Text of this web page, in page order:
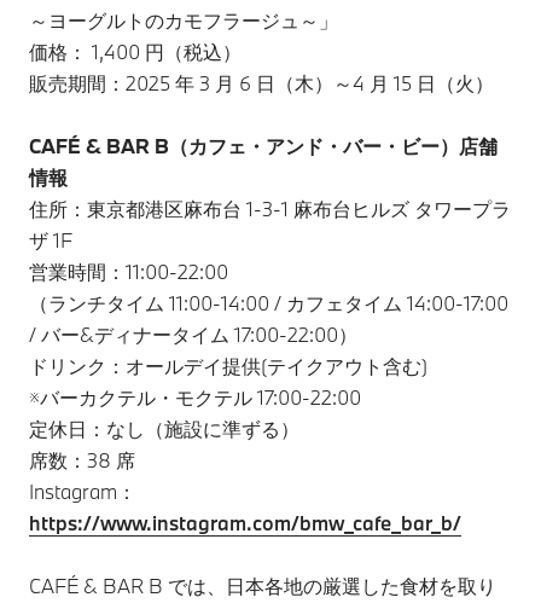
～ヨーグルトのカモフラージュ～」
価格： 1,400 円（税込）
販売期間：2025 年 3 月 6 日（木）～4 月 15 日（火）
CAFÉ & BAR B（カフェ・アンド・バー・ビー）店舗
情報
住所：東京都港区麻布台 1-3-1 麻布台ヒルズ タワープラ
ザ 1F
営業時間：11:00-22:00
（ランチタイム 11:00-14:00 / カフェタイム 14:00-17:00
/ バー&ディナータイム 17:00-22:00）
ドリンク：オールデイ提供(テイクアウト含む)
※バーカクテル・モクテル 17:00-22:00
定休日：なし（施設に準ずる）
席数：38 席
Instagram：
https://www.instagram.com/bmw_cafe_bar_b/
CAFÉ & BAR B では、日本各地の厳選した食材を取り